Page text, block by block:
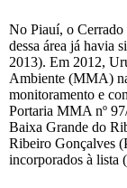
No Piauí, o Cerrado
dessa área já havia
2013). Em 2012,
Ambiente (MMA)
monitoramento e
Portaria MMA nº
Baixa Grande do
Ribeiro Gonçalves
incorporados à lista